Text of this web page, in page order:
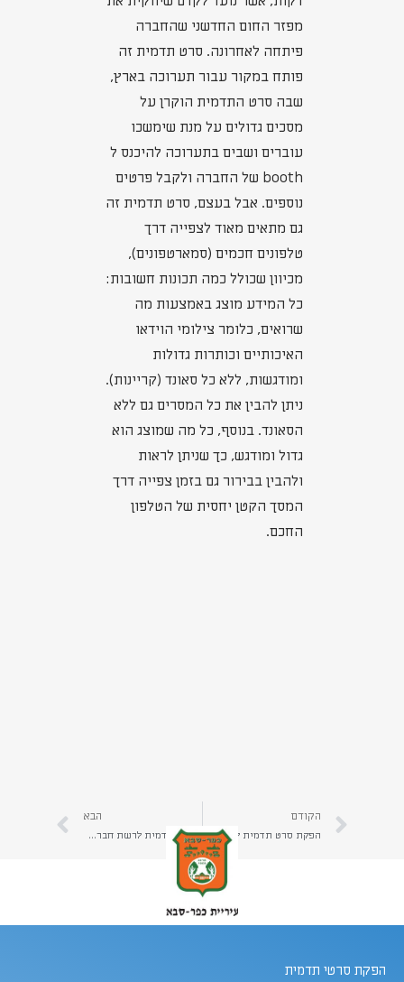
מפזר החום החדשני שהחברה
פיתחה לאחרונה. סרט תדמית זה
פותח במקור עבור תערוכה בארץ,
שבה סרט התדמית הוקרן על
מסכים גדולים על מנת שימשכו
עוברים ושבים בתערוכה להיכנס ל
booth של החברה ולקבל פרטים
נוספים. אבל בעצם, סרט תדמית זה
גם מתאים מאוד לצפייה דרך
טלפונים חכמים (סמארטפונים),
מכיוון שכולל כמה תכונות חשובות:
כל המידע מוצג באמצעות מה
שרואים, כלומר צילומי הוידאו
האיכותיים וכותרות גדולות
ומודגשות, ללא כל סאונד (קריינות).
ניתן להבין את כל המסרים גם ללא
הסאונד. בנוסף, כל מה שמוצג הוא
גדול ומודגש, כך שניתן לראות
ולהבין בבירור גם בזמן צפייה דרך
המסך הקטן יחסית של הטלפון
החכם.
הקודם
הפקת סרט תדמית לתערוכה או כנס מקצועי | על מה להקפיד בהפקת סרטי תדמית לתערוכה? | יהב הפקות
הבא
סרטון תדמית לרשת חברתית | על מה להקפיד בהפקת סרטון תדמית לרשת חברתית? | יהב הפקות
הפקת סרטי תדמית